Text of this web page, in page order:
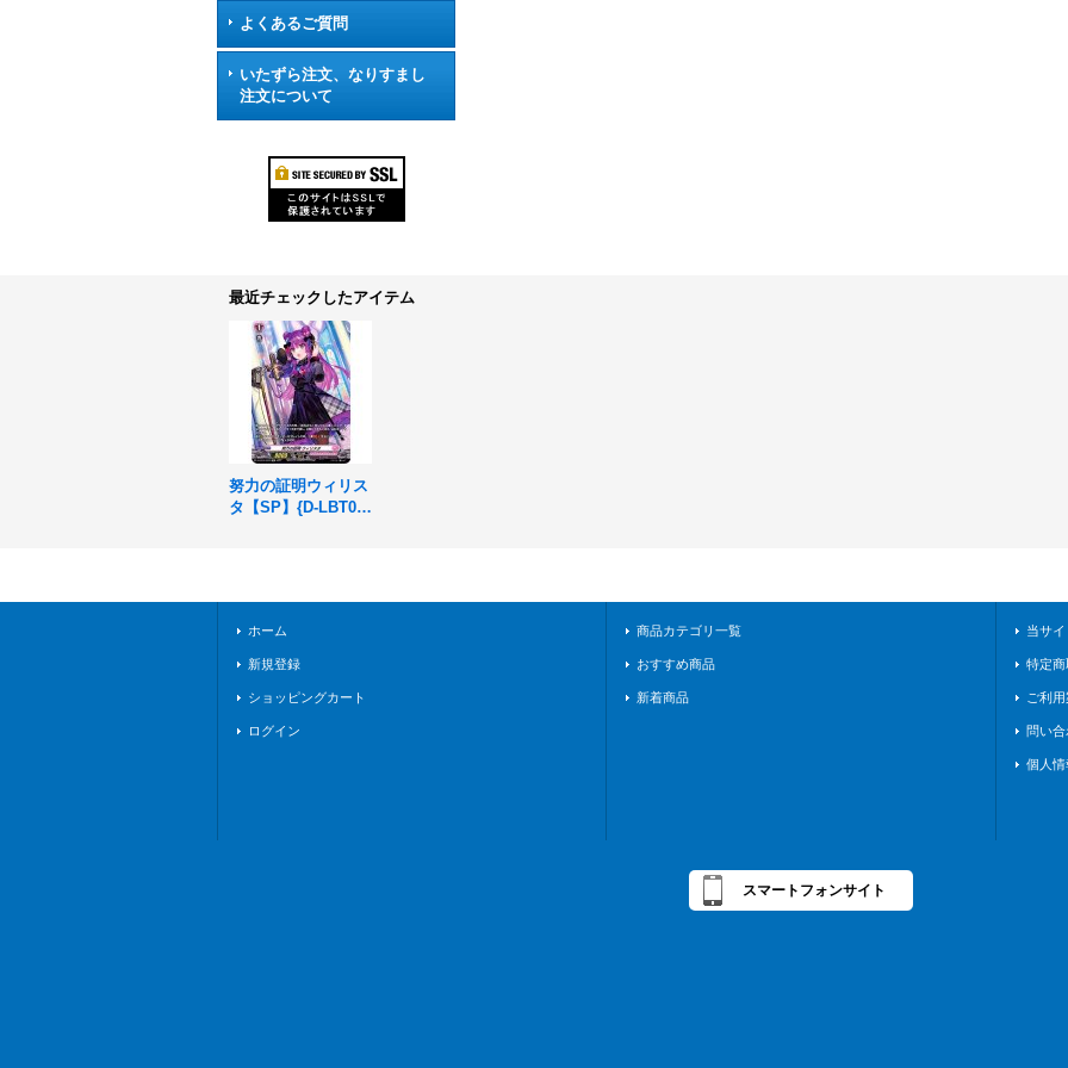
よくあるご質問
いたずら注文、なりすまし
注文について
最近チェックしたアイテム
努力の証明ウィリス
タ【SP】{D-LBT01/
ホーム
新規登録
ショッピングカート
ログイン
商品カテゴリ一覧
おすすめ商品
新着商品
当サ
特定
ご利
問い合
個人
スマートフォンサイト